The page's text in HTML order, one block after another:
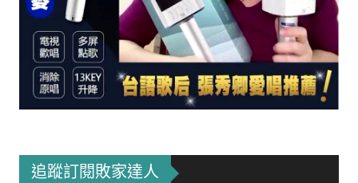
追蹤訂閱敗家達人